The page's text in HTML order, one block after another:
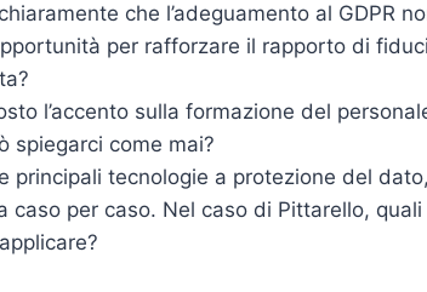
che l’adeguamento al GDPR
per rafforzare il rapporto di
l’accento sulla formazione del
spiegarci come mai?
principali tecnologie a protezione del
per caso. Nel caso di Pittarello,